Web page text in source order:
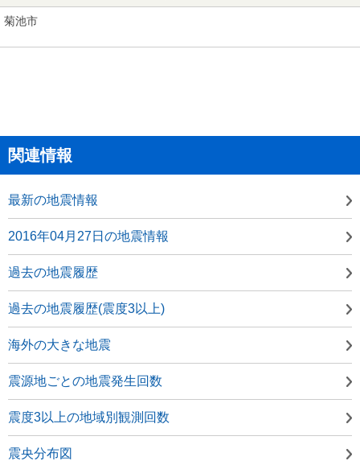
菊池市
関連情報
最新の地震情報
2016年04月27日の地震情報
過去の地震履歴
過去の地震履歴(震度3以上)
海外の大きな地震
震源地ごとの地震発生回数
震度3以上の地域別観測回数
震央分布図